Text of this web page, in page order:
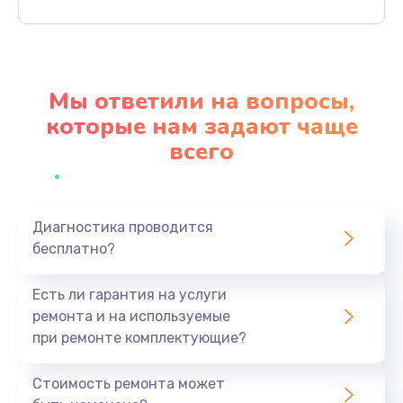
Заказать
Профилактическая чистка
Заказать
1440 руб.
Мы ответили на вопросы,
которые нам задают чаще
всего
Диагностика проводится
бесплатно?
Есть ли гарантия на услуги
ремонта и на используемые
при ремонте комплектующие?
Стоимость ремонта может